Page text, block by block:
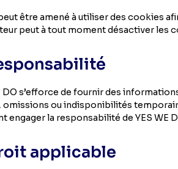
être amené à utiliser des cookies
peut à tout moment désactiver les
DO s’efforce de fournir des
omissions ou indisponibilités
engager la responsabilité de YES WE
applicable